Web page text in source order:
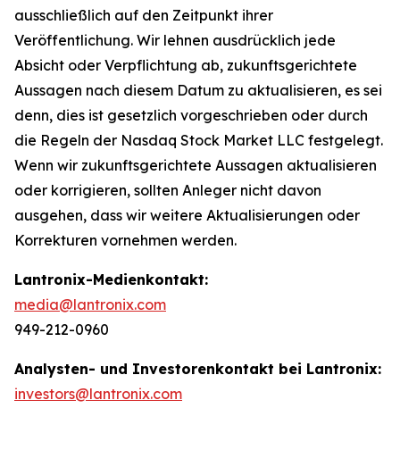
ausschließlich auf den Zeitpunkt ihrer
Veröffentlichung. Wir lehnen ausdrücklich jede
Absicht oder Verpflichtung ab, zukunftsgerichtete
Aussagen nach diesem Datum zu aktualisieren, es sei
denn, dies ist gesetzlich vorgeschrieben oder durch
die Regeln der Nasdaq Stock Market LLC festgelegt.
Wenn wir zukunftsgerichtete Aussagen aktualisieren
oder korrigieren, sollten Anleger nicht davon
ausgehen, dass wir weitere Aktualisierungen oder
Korrekturen vornehmen werden.
Lantronix-Medienkontakt:
media@lantronix.com
949-212-0960
Analysten- und Investorenkontakt bei Lantronix:
investors@lantronix.com